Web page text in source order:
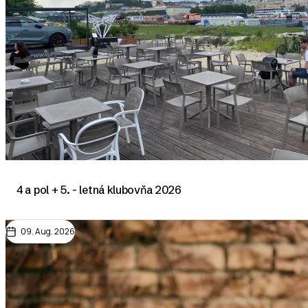
4 a pol + 5. - letná klubovňa 2026
09. Aug. 2026